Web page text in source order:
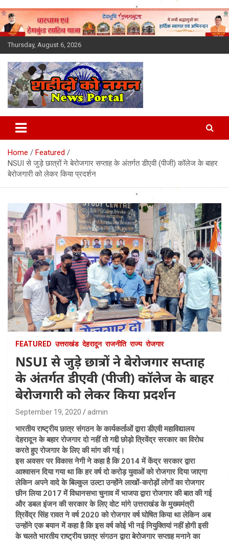
Skip
to
content
Thursday, August 6, 2026
Latest News Today, Breaking
News, Uttarakhand News in
Hindi
Home
Featured
NSUI से जुड़े छात्रों ने बेरोजगार सप्ताह के अंतर्गत डीएवी (पीजी) कॉलेज के बाहर
बेरोजगारी को लेकर किया प्रदर्शन
FEATURED उत्तराखंड देहरादून राजनीति राज्य रोजगार
NSUI से जुड़े छात्रों ने बेरोजगार सप्ताह
के अंतर्गत डीएवी (पीजी) कॉलेज के बाहर
बेरोजगारी को लेकर किया प्रदर्शन
September 19, 2020 admin
भारतीय राष्ट्रीय छात्र संगठन के कार्यकर्ताओं द्वारा डीएवी महाविद्यालय
देहरादून के बहार रोजगार दो नहीं तो गद्दी छोड़ो त्रिवेंद्र सरकार का विरोध
करते हुए रोजगार के लिए की मांग की गई।
इस अवसर पर विकास नेगी ने कहा है कि 2014 में केंद्र सरकार द्वारा
आश्वासन दिया गया था कि हर वर्ष दो करोड़ युवाओं को रोजगार दिया जाएगा
लेकिन अपने वादे के बिल्कुल उल्टा उन्होंने लाखों-करोड़ों लोगों का रोजगार
छीन लिया 2017 में विधानसभा चुनाव में भाजपा द्वारा रोजगार की बात की गई
और डबल इंजन की सरकार के लिए वोट मांगे उत्तराखंड के मुख्यमंत्री
त्रिवेंद्र सिंह रावत ने वर्ष 2020 को रोजगार वर्ष घोषित किया था लेकिन अब
उन्होंने एक बयान में कहा है कि इस वर्ष कोई भी नई नियुक्तियां नहीं होगी इसी
के चलते भारतीय राष्ट्रीय छात्र संगठन द्वारा बेरोजगार सप्ताह मनाने का